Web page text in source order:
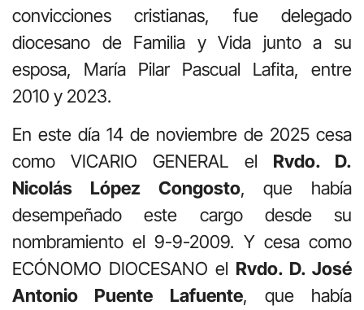
convicciones cristianas, fue delegado
diocesano de Familia y Vida junto a su
esposa, María Pilar Pascual Lafita, entre
2010 y 2023.
En este día 14 de noviembre de 2025 cesa
como VICARIO GENERAL el Rvdo. D.
Nicolás López Congosto, que había
desempeñado este cargo desde su
nombramiento el 9-9-2009. Y cesa como
ECÓNOMO DIOCESANO el Rvdo. D. José
Antonio Puente Lafuente, que había